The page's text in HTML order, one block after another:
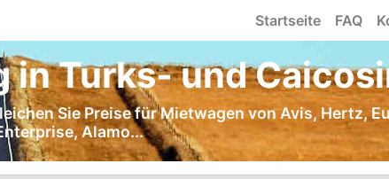
Startseite FAQ
Turks- und
Sie Preise für Mietwagen von Avis, Hertz,
Alamo...